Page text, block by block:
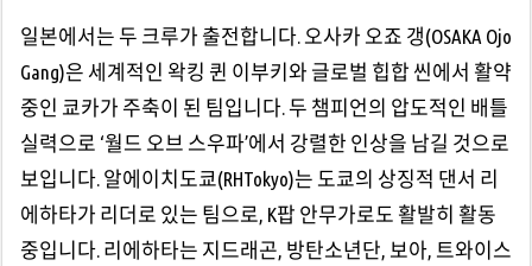
일본에서는 두 크루가 출전합니다. 오사카 오죠 갱(OSAKA Ojo
Gang)은 세계적인 왁킹 퀸 이부키와 글로벌 힙합 씬에서 활약
중인 쿄카가 주축이 된 팀입니다. 두 챔피언의 압도적인 배틀
실력으로 ‘월드 오브 스우파’에서 강렬한 인상을 남길 것으로
보입니다. 알에이치도쿄(RHTokyo)는 도쿄의 상징적 댄서 리
에하타가 리더로 있는 팀으로, K팝 안무가로도 활발히 활동
중입니다. 리에하타는 지드래곤, 방탄소년단, 보아, 트와이스